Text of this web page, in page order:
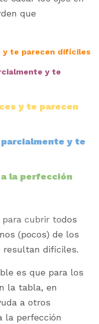
que
y te parecen difíciles
y te
y te parecen
y te
la perfección
cubrir todos
(pocos) de los
resultan difíciles.
es que para los
la tabla, en
a otros
la perfección